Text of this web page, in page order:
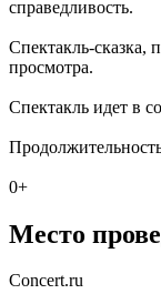
справедливость.
Спектакль-сказка,
просмотра.
Спектакль идет в
0+
Место
Concert.ru